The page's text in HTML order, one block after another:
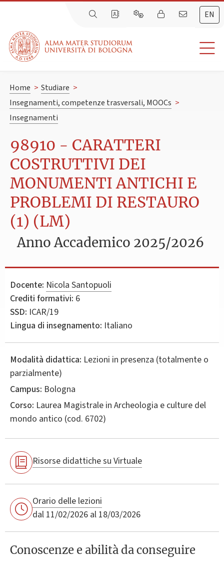
EN
Home > Studiare >
Insegnamenti, competenze trasversali, MOOCs >
Insegnamenti
98910 - CARATTERI
COSTRUTTIVI DEI
MONUMENTI ANTICHI E
PROBLEMI DI RESTAURO
(1) (LM)
Anno Accademico 2025/2026
Docente: Nicola Santopuoli
Crediti formativi: 6
SSD: ICAR/19
Lingua di insegnamento: Italiano
Modalità didattica: Lezioni in presenza (totalmente o
parzialmente)
Campus: Bologna
Corso: Laurea Magistrale in Archeologia e culture del
mondo antico (cod. 6702)
Risorse didattiche su Virtuale
Orario delle lezioni
dal 11/02/2026 al 18/03/2026
Conoscenze e abilità da conseguire